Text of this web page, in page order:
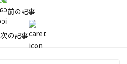
前の記事
次の記事